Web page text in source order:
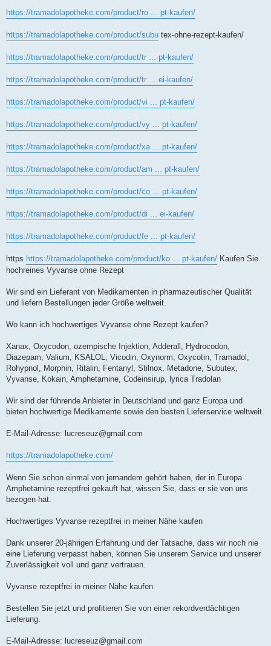
https://tramadolapotheke.com/product/ro ... pt-kaufen/
https://tramadolapotheke.com/product/subu tex-ohne-rezept-kaufen/
https://tramadolapotheke.com/product/tr ... pt-kaufen/
https://tramadolapotheke.com/product/tr ... ei-kaufen/
https://tramadolapotheke.com/product/vi ... pt-kaufen/
https://tramadolapotheke.com/product/vy ... pt-kaufen/
https://tramadolapotheke.com/product/xa ... pt-kaufen/
https://tramadolapotheke.com/product/am ... pt-kaufen/
https://tramadolapotheke.com/product/co ... pt-kaufen/
https://tramadolapotheke.com/product/di ... ei-kaufen/
https://tramadolapotheke.com/product/fe ... pt-kaufen/
https https://tramadolapotheke.com/product/ko ... pt-kaufen/ Kaufen Sie
hochreines Vyvanse ohne Rezept
Wir sind ein Lieferant von Medikamenten in pharmazeutischer Qualität
und liefern Bestellungen jeder Größe weltweit.
Wo kann ich hochwertiges Vyvanse ohne Rezept kaufen?
Xanax, Oxycodon, ozempische Injektion, Adderall, Hydrocodon,
Diazepam, Valium, KSALOL, Vicodin, Oxynorm, Oxycotin, Tramadol,
Rohypnol, Morphin, Ritalin, Fentanyl, Stilnox, Metadone, Subutex,
Vyvanse, Kokain, Amphetamine, Codeinsirup, lyrica Tradolan
Wir sind der führende Anbieter in Deutschland und ganz Europa und
bieten hochwertige Medikamente sowie den besten Lieferservice weltweit.
E-Mail-Adresse: lucreseuz@gmail.com
https://tramadolapotheke.com/
Wenn Sie schon einmal von jemandem gehört haben, der in Europa
Amphetamine rezeptfrei gekauft hat, wissen Sie, dass er sie von uns
bezogen hat.
Hochwertiges Vyvanse rezeptfrei in meiner Nähe kaufen
Dank unserer 20-jährigen Erfahrung und der Tatsache, dass wir noch nie
eine Lieferung verpasst haben, können Sie unserem Service und unserer
Zuverlässigkeit voll und ganz vertrauen.
Vyvanse rezeptfrei in meiner Nähe kaufen
Bestellen Sie jetzt und profitieren Sie von einer rekordverdächtigen
Lieferung.
E-Mail-Adresse: lucreseuz@gmail.com